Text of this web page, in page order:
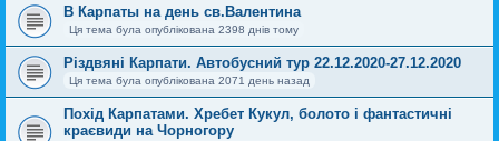
В Карпаты на день св.Валентина
Ця тема була опублікована 2398 днів тому
Різдвяні Карпати. Автобусний тур 22.12.2020-27.12.2020
Ця тема була опублікована 2071 день назад
Похід Карпатами. Хребет Кукул, болото і фантастичні
краєвиди на Чорногору